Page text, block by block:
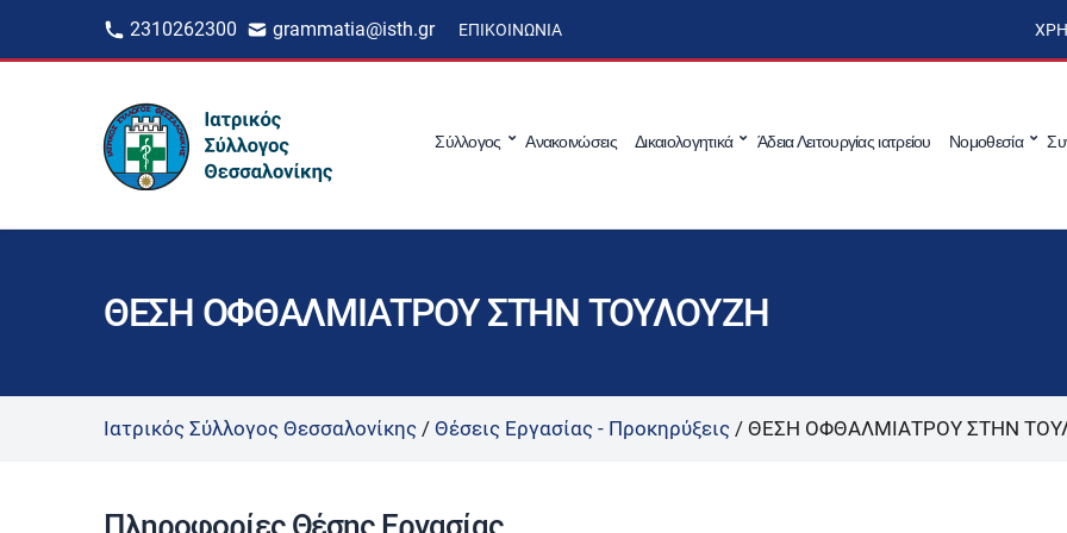
2310262300 grammatia@isth.gr ΕΠΙΚΟΙΝΩΝΊΑ
Σύλλογος Ανακοινώσεις Δικαιολογητικά Άδεια Λειτουργίας ιατρείου Νομοθεσία
ΘΕΣΗ ΟΦΘΑΛΜΙΑΤΡΟΥ ΣΤΗΝ ΤΟΥΛΟΥΖΗ
Ιατρικός Σύλλογος Θεσσαλονίκης / Θέσεις Εργασίας - Προκηρύξεις / ΘΕΣΗ ΟΦΘΑΛΜΙΑΤΡΟΥ ΣΤΗΝ
Πληροφορίες Θέσης Εργασίας